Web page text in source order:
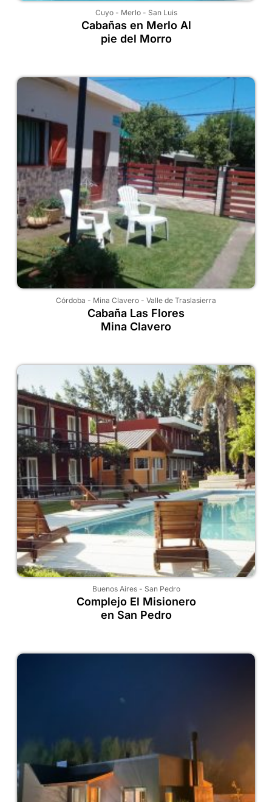
Cuyo- Merlo- San Luis
Cabañas en Merlo Al
pie del Morro
Córdoba - Mina Clavero - Valle de Traslasierra
Cabaña Las Flores
Mina Clavero
Buenos Aires- San Pedro
Complejo El Misionero
en San Pedro